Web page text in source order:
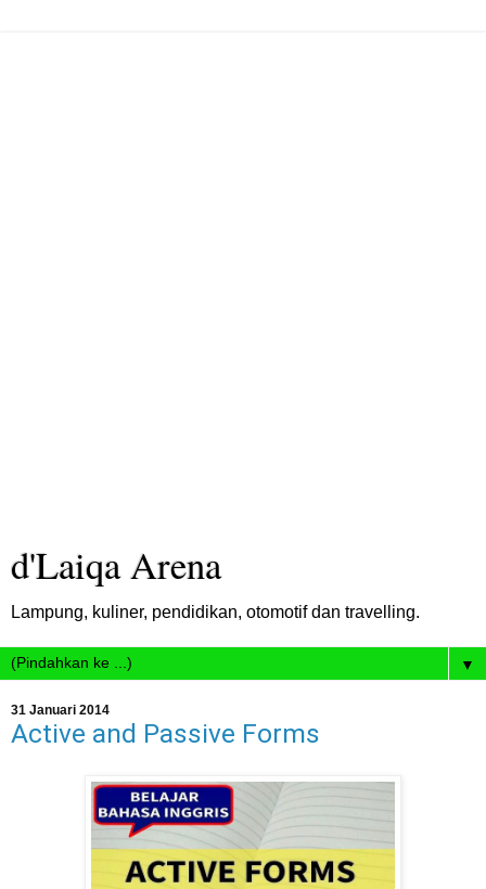
d'Laiqa Arena
Lampung, kuliner, pendidikan, otomotif dan travelling.
▼
31 Januari 2014
Active and Passive Forms